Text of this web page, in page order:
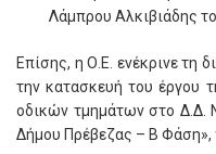
Λάμπρου Αλκιβιάδης
Επίσης, η Ο.Ε. ενέκρινε τη
την κατασκευή του έργου
οδικών τμημάτων στο Δ.Δ.
Δήμου Πρέβεζας – Β